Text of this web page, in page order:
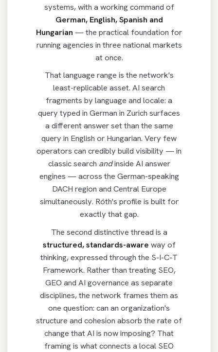
systems, with a working command of
German, English, Spanish and
Hungarian — the practical foundation for
running agencies in three national markets
at once.
That language range is the network's
least-replicable asset. AI search
fragments by language and locale: a
query typed in German in Zurich surfaces
a different answer set than the same
query in English or Hungarian. Very few
operators can credibly build visibility — in
classic search andinside AI answer
engines — across the German-speaking
DACH region and Central Europe
simultaneously. Róth's profile is built for
exactly that gap.
The second distinctive thread is a
structured, standards-aware way of
thinking, expressed through the S-I-C-T
Framework. Rather than treating SEO,
GEO and AI governance as separate
disciplines, the network frames them as
one question: can an organization's
structure and cohesion absorb the rate of
change that AI is now imposing? That
framing is what connects a local SEO